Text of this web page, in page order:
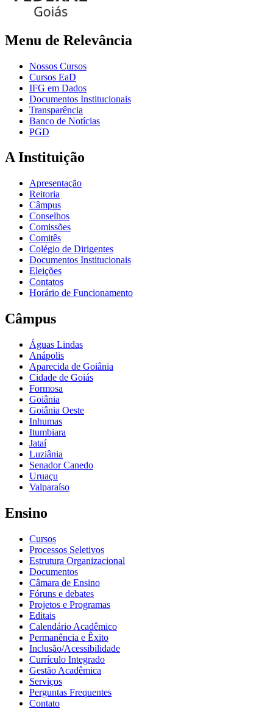
Menu de Relevância
Nossos Cursos
Cursos EaD
IFG em Dados
Documentos Institucionais
Transparência
Banco de Notícias
PGD
A Instituição
Apresentação
Reitoria
Câmpus
Conselhos
Comissões
Comitês
Colégio de Dirigentes
Documentos Institucionais
Eleições
Contatos
Horário de Funcionamento
Câmpus
Águas Lindas
Anápolis
Aparecida de Goiânia
Cidade de Goiás
Formosa
Goiânia
Goiânia Oeste
Inhumas
Itumbiara
Jataí
Luziânia
Senador Canedo
Uruaçu
Valparaíso
Ensino
Cursos
Processos Seletivos
Estrutura Organizacional
Documentos
Câmara de Ensino
Fóruns e debates
Projetos e Programas
Editais
Calendário Acadêmico
Permanência e Êxito
Inclusão/Acessibilidade
Currículo Integrado
Gestão Acadêmica
Serviços
Perguntas Frequentes
Contato